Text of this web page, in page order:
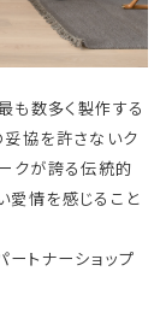
も数多く製作する
協を許さないク
クが誇る伝統的
愛情を感じること
ートナーショップ